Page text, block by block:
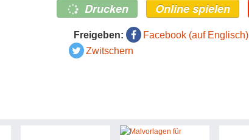
Drucken Online spielen
Freigeben: Facebook (auf Englisch)
Zwitschern